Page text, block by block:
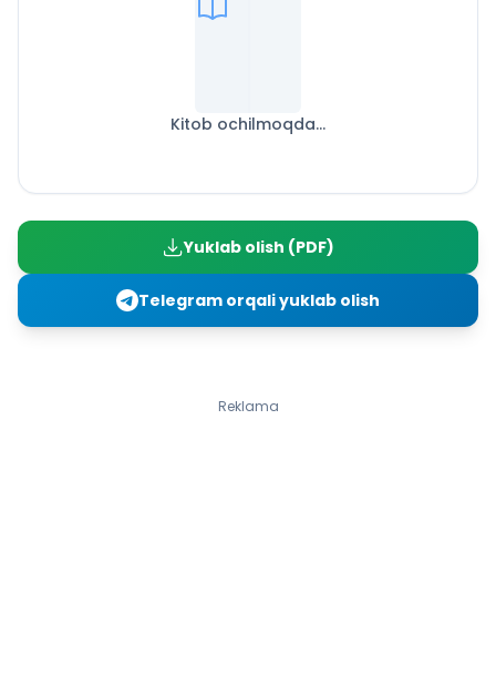
Kitob ochilmoqda...
Yuklab olish (PDF)
Telegram orqali yuklab olish
Reklama